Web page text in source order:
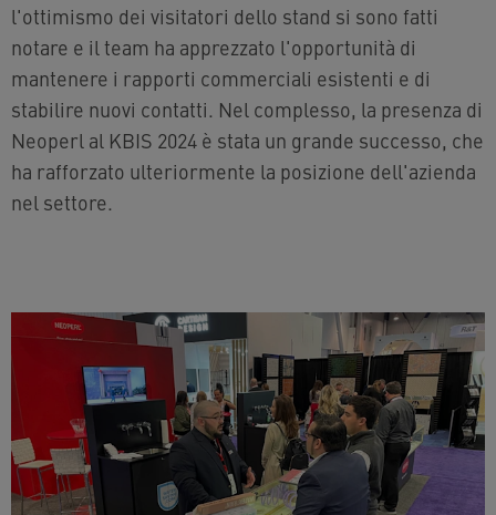
l'ottimismo dei visitatori dello stand si sono fatti
notare e il team ha apprezzato l'opportunità di
mantenere i rapporti commerciali esistenti e di
stabilire nuovi contatti. Nel complesso, la presenza di
Neoperl al KBIS 2024 è stata un grande successo, che
ha rafforzato ulteriormente la posizione dell'azienda
nel settore.